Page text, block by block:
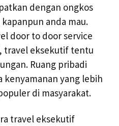
dengan ongkos
anda mau.
door to door service
travel eksekutif tentu
Ruang pribadi
kenyamanan yang lebih
di masyarakat.
travel eksekutif